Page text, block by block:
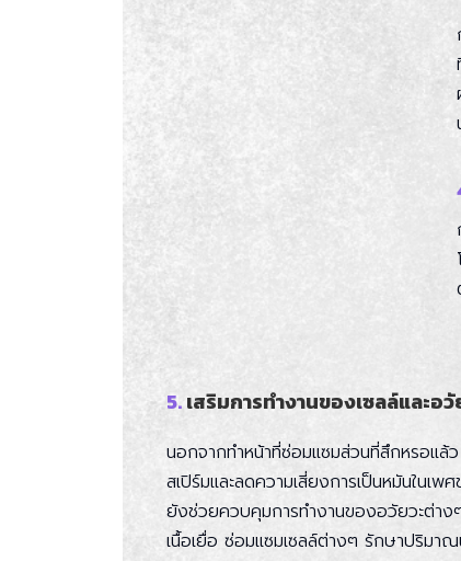
5.เสริมการทำงานของเซลล์และอวั
นอกจากทำหน้าที่ซ่อมแซมส่วนที่สึกหรอแ
สเปิร์มและลดความเสี่ยงการเป็นหมันใน
ยังช่วยควบคุมการทำงานของอวัยวะต่า
เนื้อเยื่อ ซ่อมแซมเซลล์ต่างๆ รักษาปริมาณ